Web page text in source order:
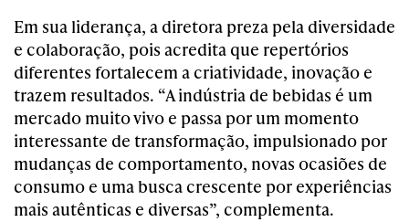
Em sua liderança, a diretora preza pela diversidade
e colaboração, pois acredita que repertórios
diferentes fortalecem a criatividade, inovação e
trazem resultados. “A indústria de bebidas é um
mercado muito vivo e passa por um momento
interessante de transformação, impulsionado por
mudanças de comportamento, novas ocasiões de
consumo e uma busca crescente por experiências
mais autênticas e diversas”, complementa.